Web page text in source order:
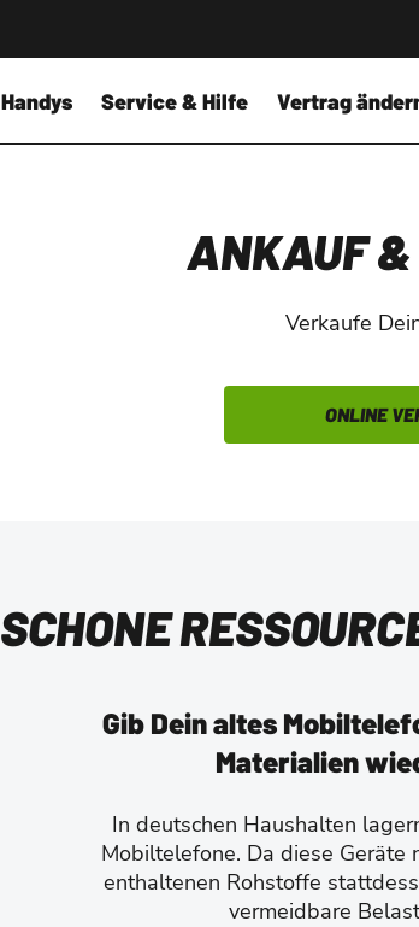
Handys Service & Hilfe Vertrag
ANKAUF &
Verkaufe
ONLINE
SCHONE
Gib Dein altes
Materialien
In deutschen Haushalten
Mobiltelefone. Da diese Geräte
enthaltenen Rohstoffe
vermeidbare